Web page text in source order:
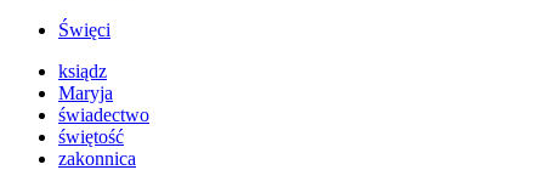
Święci
ksiądz
Maryja
świadectwo
świętość
zakonnica